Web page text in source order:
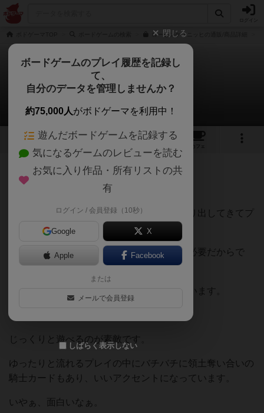
ローゼンケーニッヒの通販/商品詳細
ローゼンケーニッヒ
くみさんのレビュー
12 5 39
カフェ
392名 2名 0 3年弱前
子供が九九をできるようになったので、取り出してきてプ
レイしました。
（得点計算するのに掛け算が分かることが必要だからで
す）
システム自体は簡単ですぐ理解できると思います。
名作と言われることが多いこのゲーム。
じっくりと遊べるのが素敵です。
ゆったりと流れるプレイの中にバチバチに領土奪い合いの
騎士カードもあり、いいアクセントになっています。
いやぁ、面白いなぁ。
閉じる
ボードゲームのプレイ履歴を記録し
て、
自分のデータを管理しませんか？
約75,000人がボドゲーマを利用中！
遊んだボードゲームを記録する
気になるゲームのレビューを読む
お気に入り作品・所有リストの共
有
ログイン / 会員登録（10秒）
Google X
Apple Facebook
または
メールで会員登録
しばらく表示しない